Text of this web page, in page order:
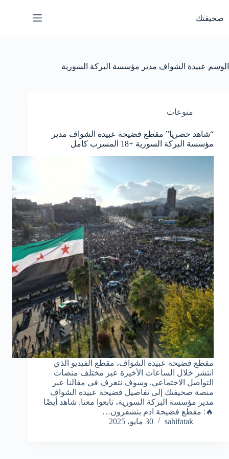
المحتوى
صحيفتك
الوسم عبيدة الشواف مدير مؤسسة البركة السورية
منوعات
“شاهد حصريا” مقطع فضيحة عبيدة الشواف مدير
مؤسسة البركة السورية +18 المسرب كامل
مقطع فضيحة عبيدة الشواف، مقطع الفيديو الذي
انتشر خلال الساعات الأخيرة عبر مختلف منصات
التواصل الاجتماعي. وسوف نتعرف في مقالنا عبر
منصة صحيفتك إلى تفاصيل فضيحة عبيدة الشواف
مدير مؤسسة البركة السورية، تابعوا معنا. شاهد أيضًا
🔥: مقطع فضيحة ادم بنشقرون…
sahifatak
30 مايو، 2025